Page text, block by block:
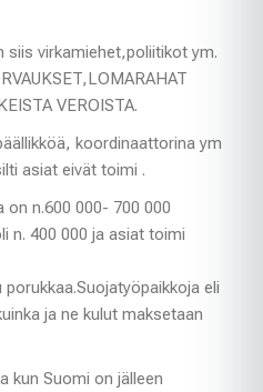
siis virkamiehet,poliitikot ym.
VEROISTA.
koordinaattorina ym
asiat eivät toimi .
on n.600 000- 700 000
n. 400 000 ja asiat toimi
eli
ja ne kulut maksetaan
kun Suomi on jälleen